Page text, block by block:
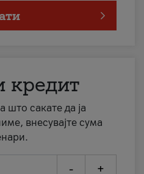
кредит
што сакате да ја
внесувајте сума
- +